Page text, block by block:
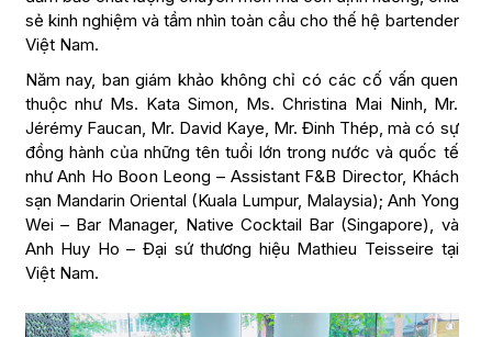
sẻ kinh nghiệm và tầm nhìn toàn cầu cho thế hệ bartender
Việt Nam.
Năm nay, ban giám khảo không chỉ có các cố vấn quen
thuộc như Ms. Kata Simon, Ms. Christina Mai Ninh, Mr.
Jérémy Faucan, Mr. David Kaye, Mr. Đinh Thép, mà có sự
đồng hành của những tên tuổi lớn trong nước và quốc tế
như Anh Ho Boon Leong – Assistant F&B Director, Khách
sạn Mandarin Oriental (Kuala Lumpur, Malaysia); Anh Yong
Wei – Bar Manager, Native Cocktail Bar (Singapore), và
Anh Huy Ho – Đại sứ thương hiệu Mathieu Teisseire tại
Việt Nam.